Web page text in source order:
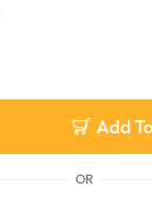
Add
OR